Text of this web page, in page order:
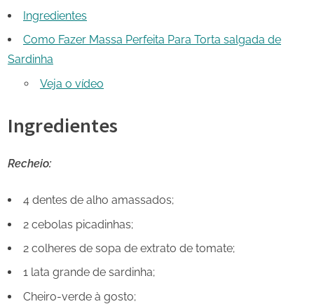
Ingredientes
Como Fazer Massa Perfeita Para Torta salgada de
Sardinha
Veja o vídeo
Ingredientes
Recheio:
4 dentes de alho amassados;
2 cebolas picadinhas;
2 colheres de sopa de extrato de tomate;
1 lata grande de sardinha;
Cheiro-verde à gosto;